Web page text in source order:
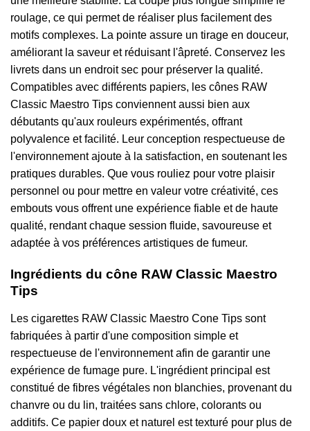
roulage, ce qui permet de réaliser plus facilement des
motifs complexes. La pointe assure un tirage en douceur,
améliorant la saveur et réduisant l'âpreté. Conservez les
livrets dans un endroit sec pour préserver la qualité.
Compatibles avec différents papiers, les cônes RAW
Classic Maestro Tips conviennent aussi bien aux
débutants qu'aux rouleurs expérimentés, offrant
polyvalence et facilité. Leur conception respectueuse de
l'environnement ajoute à la satisfaction, en soutenant les
pratiques durables. Que vous rouliez pour votre plaisir
personnel ou pour mettre en valeur votre créativité, ces
embouts vous offrent une expérience fiable et de haute
qualité, rendant chaque session fluide, savoureuse et
adaptée à vos préférences artistiques de fumeur.
Ingrédients du cône RAW Classic Maestro
Tips
Les cigarettes RAW Classic Maestro Cone Tips sont
fabriquées à partir d'une composition simple et
respectueuse de l'environnement afin de garantir une
expérience de fumage pure. L'ingrédient principal est
constitué de fibres végétales non blanchies, provenant du
chanvre ou du lin, traitées sans chlore, colorants ou
additifs. Ce papier doux et naturel est texturé pour plus de